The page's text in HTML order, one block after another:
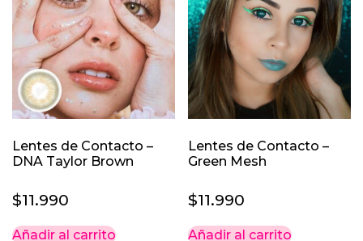
opciones
se
pueden
la
de
producto
Lentes de Contacto –
DNA Taylor Brown
$11.990
Añadir al carrito
Lentes de Contacto –
Green Mesh
$11.990
Añadir al carrito